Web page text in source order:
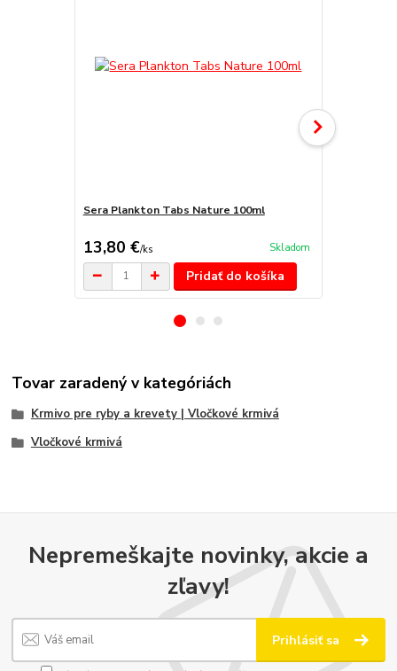
Sera Plankton Tabs Nature 100ml
13,80 €/ks Skladom
Pridať do košíka
Tovar zaradený v kategóriách
Krmivo pre ryby a krevety | Vločkové krmivá
Vločkové krmivá
Nepremeškajte novinky, akcie a
zľavy!
Prihlásiť sa